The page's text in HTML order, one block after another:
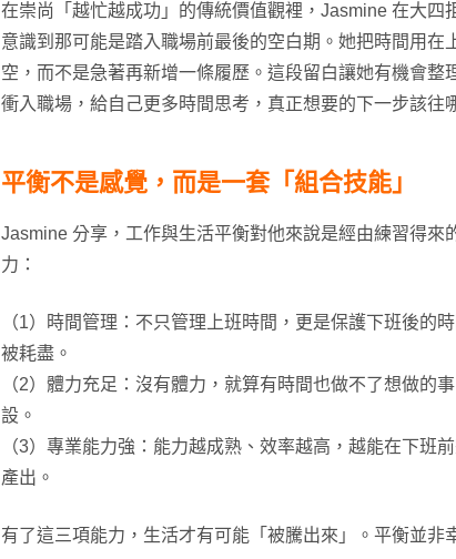
在崇尚「越忙越成功」的傳統價值觀裡，Jasmine 在大四
意識到那可能是踏入職場前最後的空白期。她把時間用在
空，而不是急著再新增一條履歷。這段留白讓她有機會整
衝入職場，給自己更多時間思考，真正想要的下一步該往
平衡不是感覺，而是一套「組合技能」
Jasmine 分享，工作與生活平衡對他來說是經由練習得來
力：
（1）時間管理：不只管理上班時間，更是保護下班後的
被耗盡。
（2）體力充足：沒有體力，就算有時間也做不了想做的
設。
（3）專業能力強：能力越成熟、效率越高，越能在下班
產出。
有了這三項能力，生活才有可能「被騰出來」。平衡並非